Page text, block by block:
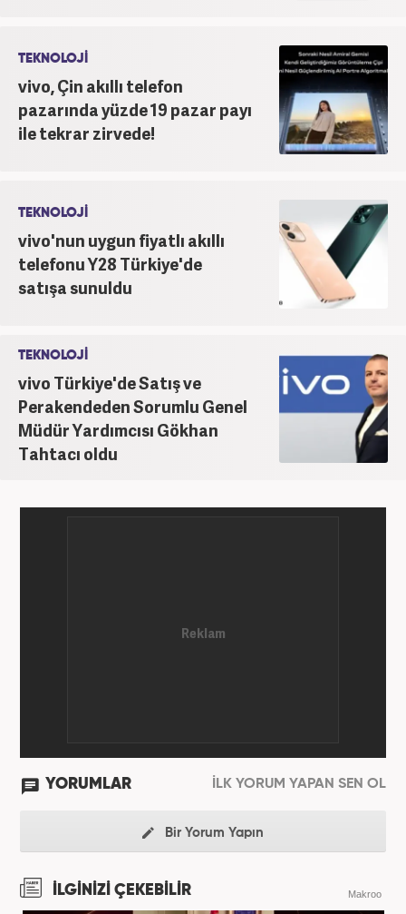
TEKNOLOJİ
vivo, Çin akıllı telefon
pazarında yüzde 19 pazar payı
ile tekrar zirvede!
TEKNOLOJİ
vivo'nun uygun fiyatlı akıllı
telefonu Y28 Türkiye'de
satışa sunuldu
TEKNOLOJİ
vivo Türkiye'de Satış ve
Perakendeden Sorumlu Genel
Müdür Yardımcısı Gökhan
Tahtacı oldu
YORUMLAR İLK YORUM YAPAN SEN OL
Bir Yorum Yapın
İLGİNİZİ ÇEKEBİLİR Makroo